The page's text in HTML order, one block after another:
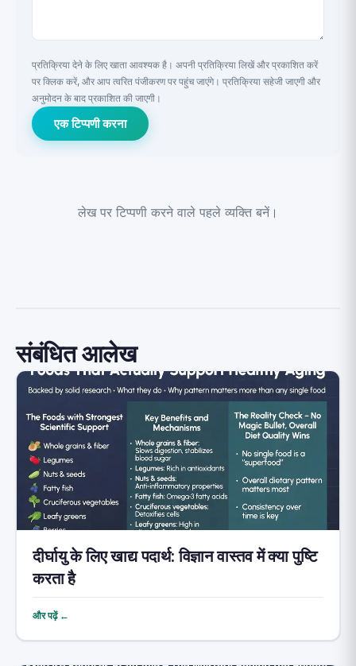
प्रतिक्रिया देने के लिए खाता आवश्यक है। अपनी प्रतिक्रिया लिखें और प्रकाशित करें
पर क्लिक करें, और आप त्वरित पंजीकरण पर पहुंच जाएंगे। प्रतिक्रिया सहेजी जाएगी और
अनुमोदन के बाद प्रकाशित की जाएगी।
एक टिप्पणी करना
लेख पर टिप्पणी करने वाले पहले व्यक्ति बनें।
संबंधित आलेख
दीर्घायु के लिए खाद्य पदार्थ: विज्ञान वास्तव में क्या पुष्टि
करता है
और पढ़ें ←